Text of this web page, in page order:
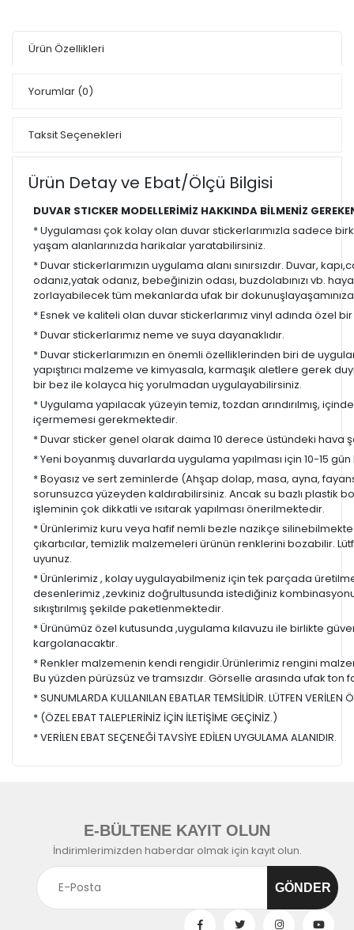
Ürün Özellikleri
Yorumlar (0)
Taksit Seçenekleri
Ürün Detay ve Ebat/Ölçü Bilgisi
DUVAR STICKER MODELLERİMİZ HAKKINDA BİLMENİZ
* Uygulaması çok kolay olan duvar stickerlarımızla sadece
yaşam alanlarınızda harikalar yaratabilirsiniz.
* Duvar stickerlarımızın uygulama alanı sınırsızdır. Duvar,
odanız,yatak odanız, bebeğinizin odası, buzdolabınızı vb.
zorlayabilecek tüm mekanlarda ufak bir
* Esnek ve kaliteli olan duvar stickerlarımız vinyl adında özel
* Duvar stickerlarımız neme ve suya dayanaklıdır.
* Duvar stickerlarımızın en önemli özelliklerinden biri de
yapıştırıcı malzeme ve kimyasala, karmaşık aletlere gerek
bir bez ile kolayca hiç yorulmadan uygulayabilirsiniz.
* Uygulama yapılacak yüzeyin temiz, tozdan arındırılmış,
içermemesi gerekmektedir.
* Duvar sticker genel olarak daima 10 derece üstündeki hava
* Yeni boyanmış duvarlarda uygulama yapılması için 10-15
* Boyasız ve sert zeminlerde (Ahşap dolap, masa, ayna,
sorunsuzca yüzeyden kaldırabilirsiniz. Ancak su bazlı plastik
işleminin çok dikkatli ve ısıtarak yapılması önerilmektedir.
* Ürünlerimiz kuru veya hafif nemli bezle nazikçe
çıkartıcılar, temizlik malzemeleri ürünün renklerini bozabilir.
uyunuz.
* Ürünlerimiz , kolay uygulayabilmeniz için tek parçada
desenlerimiz ,zevkiniz doğrultusunda istediğiniz
sıkıştırılmış şekilde paketlenmektedir.
* Ürünümüz özel kutusunda ,uygulama kılavuzu ile birlikte
kargolanacaktır.
* Renkler malzemenin kendi rengidir.Ürünlerimiz rengini
Bu yüzden pürüzsüz ve tramsızdır. Görselle arasında ufak ton
* SUNUMLARDA KULLANILAN EBATLAR TEMSİLİDİR. LÜTFEN VERİLEN
* (ÖZEL EBAT TALEPLERİNİZ İÇİN İLETİŞİME GEÇİNİZ.)
* VERİLEN EBAT SEÇENEĞİ TAVSİYE EDİLEN UYGULAMA ALANIDIR.
E-BÜLTENE KAYIT OLUN
İndirimlerimizden haberdar olmak için kayıt olun.